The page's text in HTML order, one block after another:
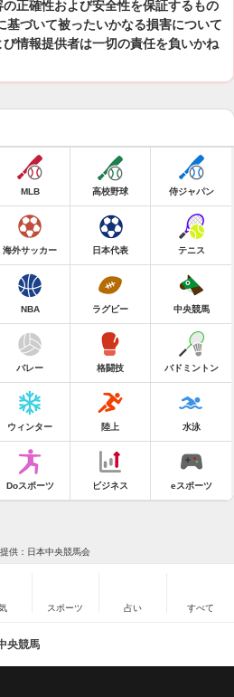
正確性および安全性を保証するもの
基づいて被ったいかなる損害について
情報提供者は一切の責任を負いかね
MLB 高校野球 侍ジャパン
海外サッカー 日本代表 テニス
NBA ラグビー 中央競馬
バレー 格闘技 バドミントン
ウィンター 陸上 水泳
Doスポーツ ビジネス eスポーツ
供：日本中央競馬会
スポーツ 占い すべて
央競馬